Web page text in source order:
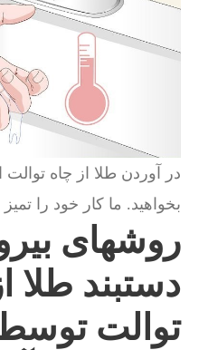
در آوردن طلا از چاه توالت
بخواهید. ما کار خود را
روشهای
دستبند طلا
توالت